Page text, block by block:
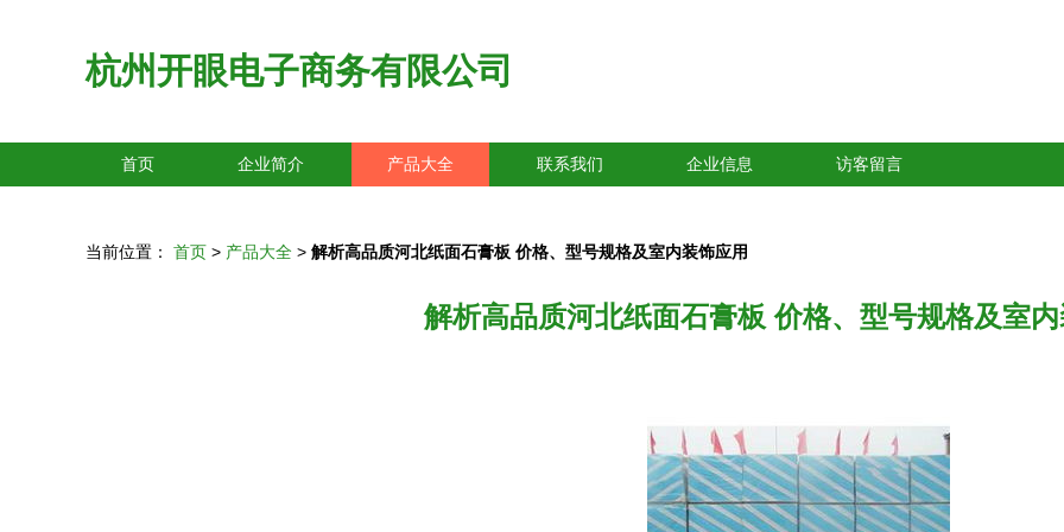
杭州开眼电子商务有限公司
首页 企业简介 产品大全 联系我们 企业信息 访客留言
当前位置： 首页 > 产品大全 > 解析高品质河北纸面石膏板 价格、型号规格及室内装饰应用
解析高品质河北纸面石膏板 价格、型号规格及室